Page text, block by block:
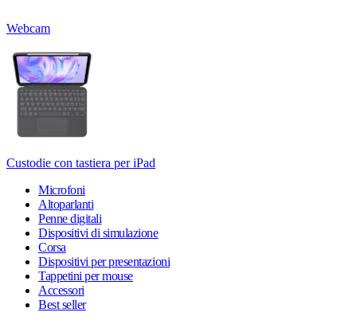
Webcam
Custodie con tastiera per iPad
Microfoni
Altoparlanti
Penne digitali
Dispositivi di simulazione
Corsa
Dispositivi per presentazioni
Tappetini per mouse
Accessori
Best seller